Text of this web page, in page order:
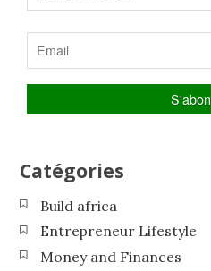
Catégories
Build africa
Entrepreneur Lifestyle
Money and Finances